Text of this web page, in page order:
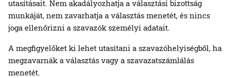
utasításait. Nem akadályozhatja a választási bizottság
munkáját, nem zavarhatja a választás menetét, és nincs
joga ellenőrizni a szavazók személyi adatait.
A megfigyelőket ki lehet utasítani a szavazóhelyiségből, ha
megzavarnák a választás vagy a szavazatszámlálás
menetét.